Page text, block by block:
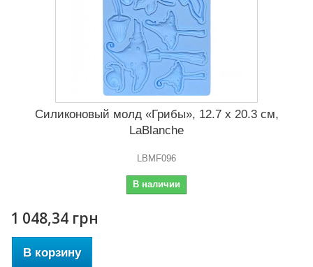
Силиконовый молд «Грибы», 12.7 x 20.3 см,
LaBlanche
LBMF096
В наличии
1 048,34 грн
В корзину